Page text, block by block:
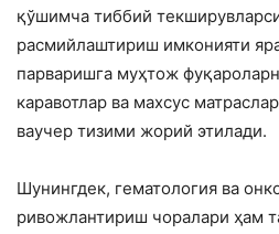
қўшимча тиббий
расмийлаштириш имконияти
парваришга муҳтож
каравотлар ва махсус
ваучер тизими жорий этилади.
Шунингдек, гематология ва
ривожлантириш чоралари ҳам